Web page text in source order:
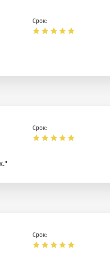
Срок:
Срок:
Срок: